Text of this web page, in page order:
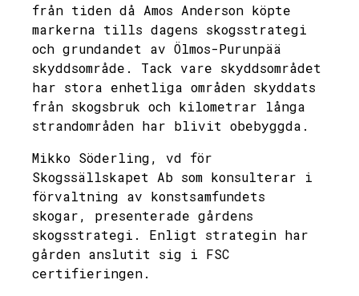
från tiden då Amos Anderson köpte
markerna tills dagens skogsstrategi
och grundandet av Ölmos-Purunpää
skyddsområde. Tack vare skyddsområdet
har stora enhetliga områden skyddats
från skogsbruk och kilometrar långa
strandområden har blivit obebyggda.
Mikko Söderling, vd för
Skogssällskapet Ab som konsulterar i
förvaltning av konstsamfundets
skogar, presenterade gårdens
skogsstrategi. Enligt strategin har
gården anslutit sig i FSC
certifieringen.